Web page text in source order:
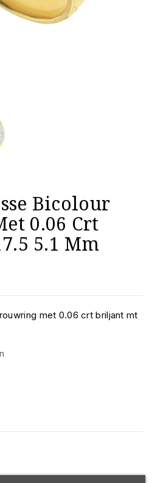
Bicolour
0.06 Crt
5.1 Mm
met 0.06 crt briljant mt